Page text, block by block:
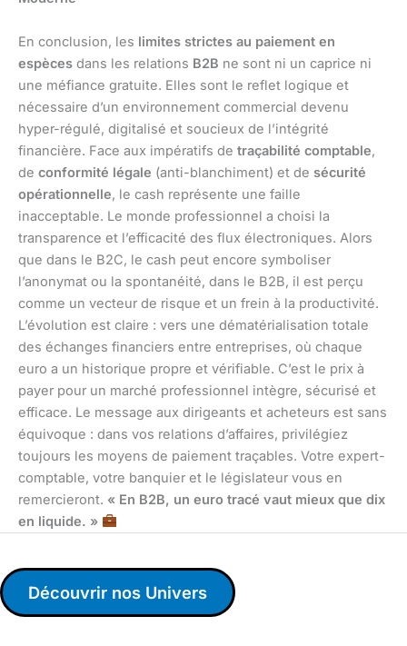
En conclusion, les limites strictes au paiement en
espèces dans les relations B2B ne sont ni un caprice ni
une méfiance gratuite. Elles sont le reflet logique et
nécessaire d’un environnement commercial devenu
hyper-régulé, digitalisé et soucieux de l’intégrité
financière. Face aux impératifs de traçabilité comptable,
de conformité légale (anti-blanchiment) et de sécurité
opérationnelle, le cash représente une faille
inacceptable. Le monde professionnel a choisi la
transparence et l’efficacité des flux électroniques. Alors
que dans le B2C, le cash peut encore symboliser
l’anonymat ou la spontanéité, dans le B2B, il est perçu
comme un vecteur de risque et un frein à la productivité.
L’évolution est claire : vers une dématérialisation totale
des échanges financiers entre entreprises, où chaque
euro a un historique propre et vérifiable. C’est le prix à
payer pour un marché professionnel intègre, sécurisé et
efficace. Le message aux dirigeants et acheteurs est sans
équivoque : dans vos relations d’affaires, privilégiez
toujours les moyens de paiement traçables. Votre expert-
comptable, votre banquier et le législateur vous en
remercieront. « En B2B, un euro tracé vaut mieux que dix
en liquide. »
Découvrir nos Univers